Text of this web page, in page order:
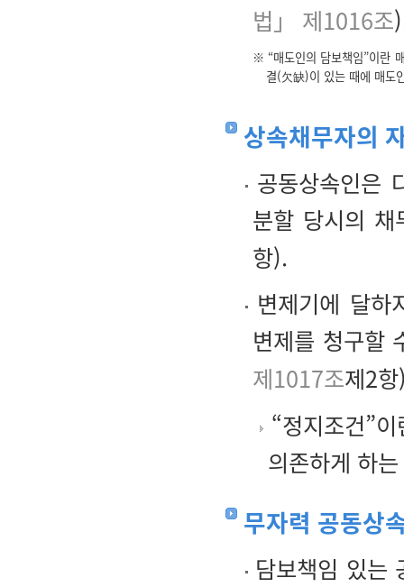
법」 제1016조
※ “매도인의 담보책임”이란
결(欠缺)이 있는 때에 매도
상속채무자의
공동상속인은
분할 당시의 채
항).
변제기에 달하
변제를 청구할
제1017조제2
“정지조건”
의존하게 하
무자력 공동상
담보책임 있는